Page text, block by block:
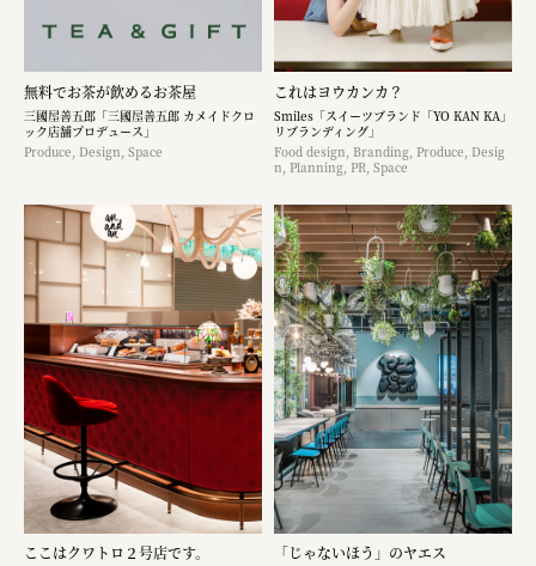
無料でお茶が飲めるお茶屋
三國屋善五郎「三國屋善五郎 カメイドクロ
ック店舗プロデュース」
Produce, Design, Space
これはヨウカンカ？
Smiles「スイーツブランド「YO KAN KA」
リブランディング」
Food design, Branding, Produce, Desig
n, Planning, PR, Space
ここはクワトロ２号店です。 「じゃないほう」のヤエス